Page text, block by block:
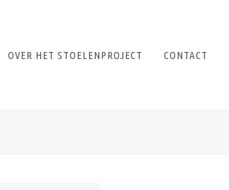
OVER HET STOELENPROJECT CONTACT